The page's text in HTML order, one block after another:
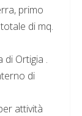
primo
di mq.
di Ortigia .
di
attività